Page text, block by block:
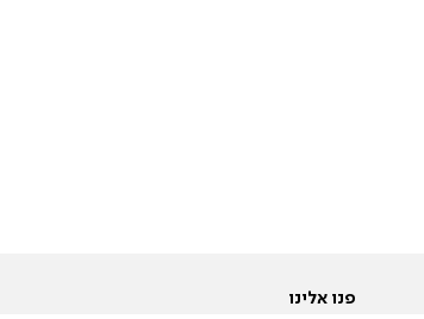
פנו אלינו